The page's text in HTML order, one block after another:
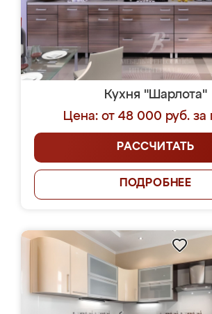
Кухня "Шарлота"
Цена: от 48 000 руб. за
РАССЧИТАТЬ
ПОДРОБНЕЕ